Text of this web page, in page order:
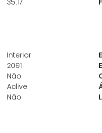
Interior
2091
Não
Aclive
Não